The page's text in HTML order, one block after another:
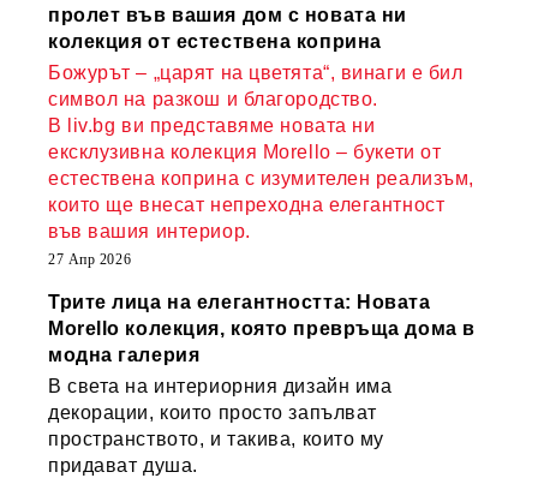
пролет във вашия дом с новата ни
колекция от естествена коприна
Божурът – „царят на цветята“, винаги е бил
символ на разкош и благородство.
В liv.bg ви представяме новата ни
ексклузивна колекция Morello – букети от
естествена коприна с изумителен реализъм,
които ще внесат непреходна елегантност
във вашия интериор.
27 Апр 2026
Трите лица на елегантността: Новата
Morello колекция, която превръща дома в
модна галерия
В света на интериорния дизайн има
декорации, които просто запълват
пространството, и такива, които му
придават душа.